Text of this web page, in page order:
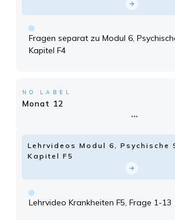
Fragen separat zu Modul 6,
Kapitel F4
NO LABEL
Monat 12
Lehrvideos Modul 6, Psychische
Kapitel F5
Lehrvideo Krankheiten F5, Frage 1-13